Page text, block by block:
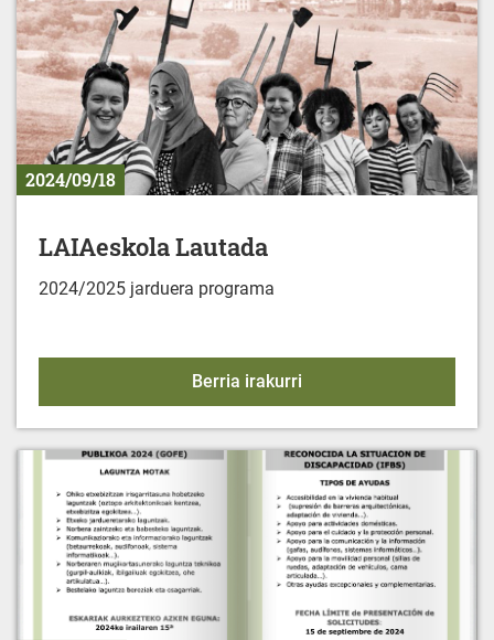
2024/09/18
LAIAeskola Lautada
2024/2025 jarduera programa
Berria irakurri